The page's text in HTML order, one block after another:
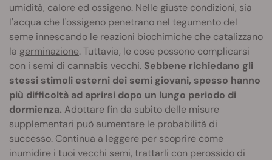
umidità, calore ed ossigeno. Nelle giuste condizioni, sia
l'acqua che l'ossigeno penetrano nel tegumento del
seme innescando le reazioni biochimiche che catalizzano
la germinazione. Tuttavia, le cose possono complicarsi
con i semi di cannabis vecchi. Sebbene richiedano gli
stessi stimoli esterni dei semi giovani, spesso hanno
più difficoltà ad aprirsi dopo un lungo periodo di
dormienza. Adottare fin da subito delle misure
supplementari può aumentare le probabilità di
successo. Continua a leggere per scoprire come
inumidire i tuoi vecchi semi, trattarli con perossido di